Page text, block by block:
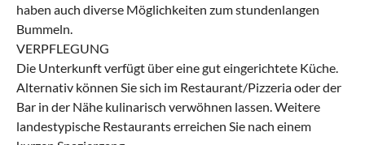
haben auch diverse Möglichkeiten zum stundenlangen
Bummeln.
VERPFLEGUNG
Die Unterkunft verfügt über eine gut eingerichtete Küche.
Alternativ können Sie sich im Restaurant/Pizzeria oder der
Bar in der Nähe kulinarisch verwöhnen lassen. Weitere
landestypische Restaurants erreichen Sie nach einem